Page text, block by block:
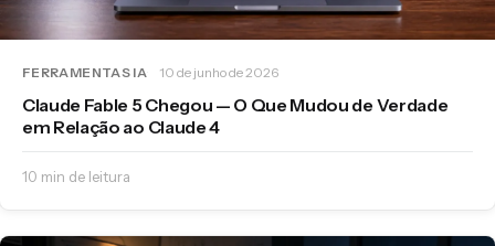
FERRAMENTAS IA 10 de junho de 2026
Claude Fable 5 Chegou — O Que Mudou de Verdade
em Relação ao Claude 4
10 min de leitura